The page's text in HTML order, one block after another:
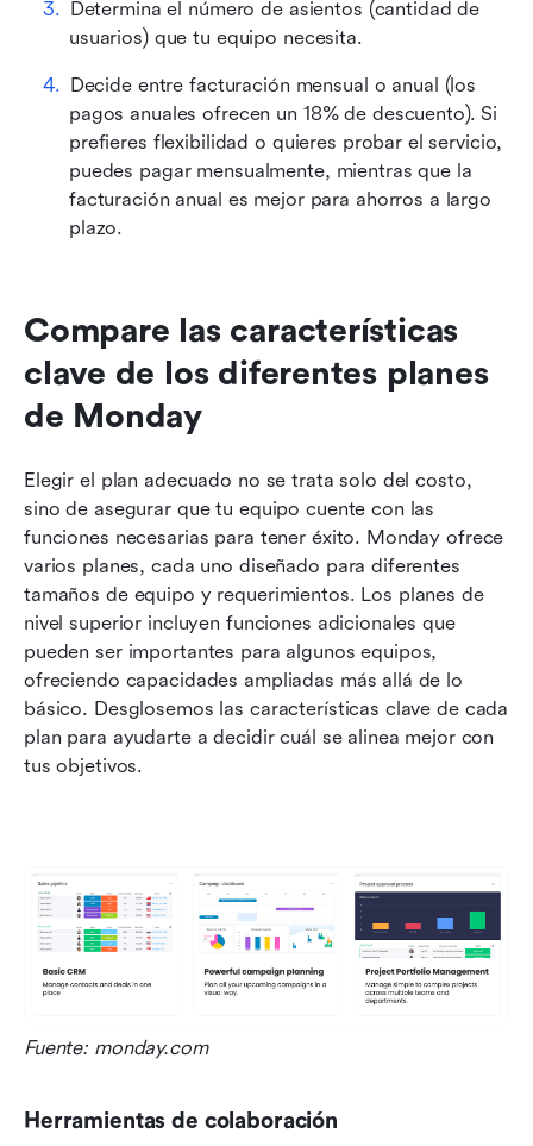
Determina el número de asientos (cantidad de
usuarios) que tu equipo necesita.
Decide entre facturación mensual o anual (los
pagos anuales ofrecen un 18% de descuento). Si
prefieres flexibilidad o quieres probar el servicio,
puedes pagar mensualmente, mientras que la
facturación anual es mejor para ahorros a largo
plazo.
Compare las características
clave de los diferentes planes
de Monday
Elegir el plan adecuado no se trata solo del costo,
sino de asegurar que tu equipo cuente con las
funciones necesarias para tener éxito. Monday ofrece
varios planes, cada uno diseñado para diferentes
tamaños de equipo y requerimientos. Los planes de
nivel superior incluyen funciones adicionales que
pueden ser importantes para algunos equipos,
ofreciendo capacidades ampliadas más allá de lo
básico. Desglosemos las características clave de cada
plan para ayudarte a decidir cuál se alinea mejor con
tus objetivos.
Fuente: monday.com
Herramientas de colaboración